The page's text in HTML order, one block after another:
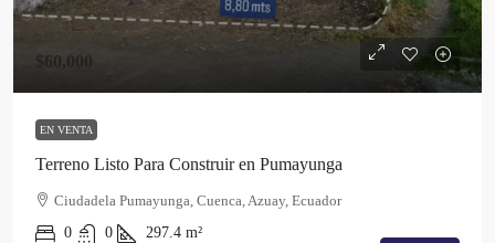
$60,000
EN VENTA
Terreno Listo Para Construir en Pumayunga
Ciudadela Pumayunga, Cuenca, Azuay, Ecuador
0
0 297.4 m²